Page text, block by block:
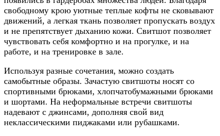
свободному крою уютные теплые кофты не сковывают
движений, а легкая ткань позволяет пропускать воздух
и не препятствует дыханию кожи. Свитшот позволяет
чувствовать себя комфортно и на прогулке, и на
работе, и на тренировке в зале.
Используя разные сочетания, можно создать
самобытные образы. Зачастую свитшоты носят со
спортивными брюками, хлопчатобумажными брюками
и шортами. На неформальные встречи свитшоты
надевают с джинсами, дополняя свой вид
неклассическими пиджаками или рубашками.